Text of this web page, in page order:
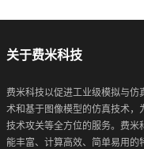
关于费米科技
费米科技以促进工业级模拟与
术和基于图像模型的仿真技术，
技术攻关等全方位的服务。费
能丰富、计算高效、简单易用的